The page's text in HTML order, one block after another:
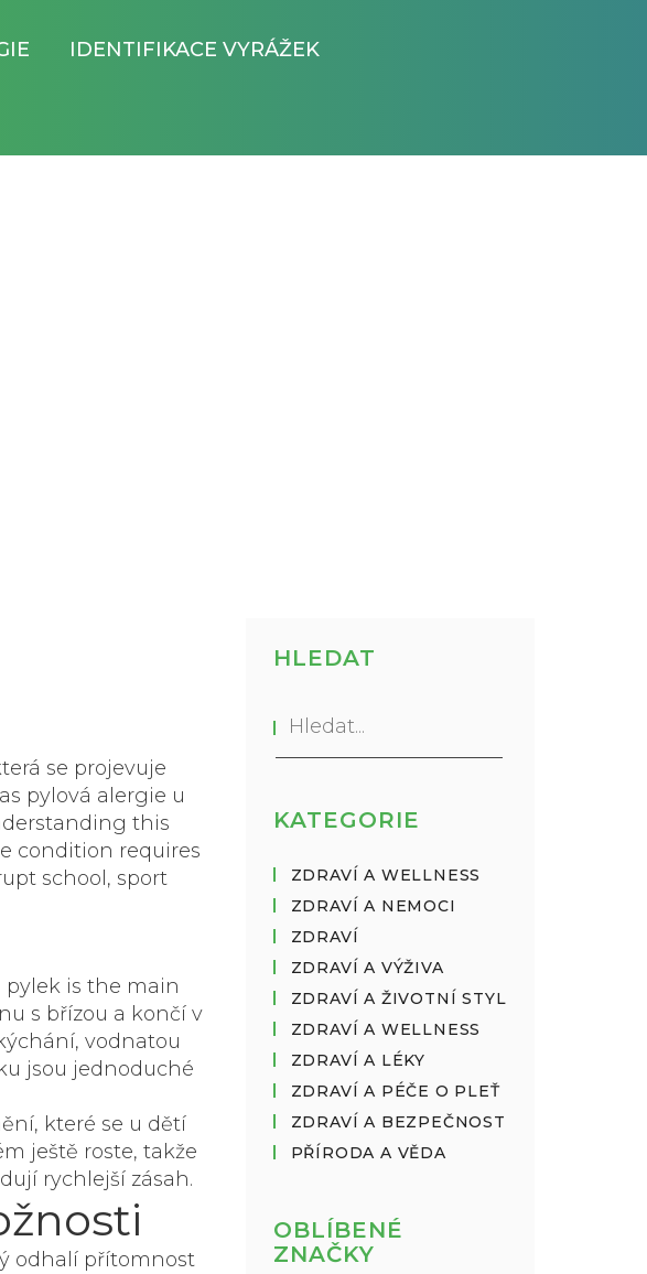
IDENTIFIKACE VYRÁŽEK
se projevuje
pylová alergie u
this
condition requires
school, sport
pylek is the main
s břízou a končí v
vodnatou
jsou jednoduché
které se u dětí
ještě roste, takže
rychlejší zásah.
odhalí přítomnost
HLEDAT
KATEGORIE
ZDRAVÍ A WELLNESS
ZDRAVÍ A NEMOCI
ZDRAVÍ
ZDRAVÍ A VÝŽIVA
ZDRAVÍ A ŽIVOTNÍ STYL
ZDRAVÍ A WELLNESS
ZDRAVÍ A LÉKY
ZDRAVÍ A PÉČE O PLEŤ
ZDRAVÍ A BEZPEČNOST
PŘÍRODA A VĚDA
OBLÍBENÉ
ZNAČKY